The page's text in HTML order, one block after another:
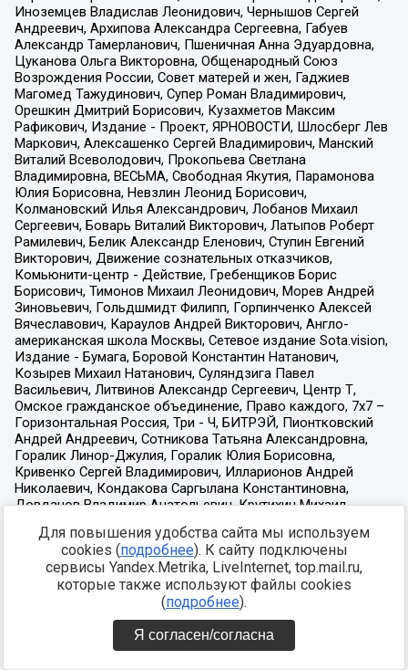
Для повышения удобства сайта мы используем
cookies (подробнее). К сайту подключены
сервисы Yandex.Metrika, LiveInternet, top.mail.ru,
которые также используют файлы cookies
(подробнее).
Я согласен/согласна